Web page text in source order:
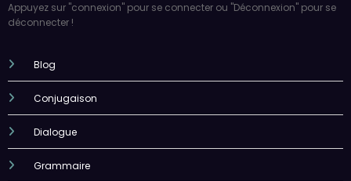
Appuyez sur "connexion" pour se connecter ou "Déconnexion" pour se
déconnecter !
Blog
Conjugaison
Dialogue
Grammaire